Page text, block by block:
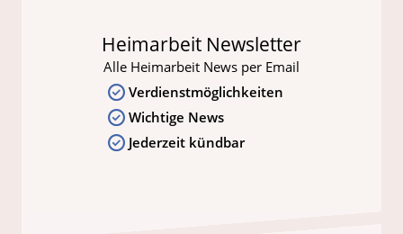
Heimarbeit Newsletter
Alle Heimarbeit News per Email
Verdienstmöglichkeiten
Wichtige News
Jederzeit kündbar